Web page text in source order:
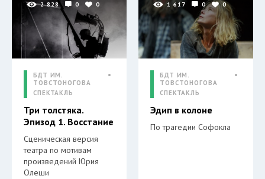
2 828 0 0
БДТ ИМ.
ТОВСТОНОГОВА
СПЕКТАКЛЬ
Три толстяка.
Эпизод 1. Восстание
Сценическая версия
театра по мотивам
произведений Юрия
Олеши
1 617 0 0
БДТ ИМ.
ТОВСТОНОГОВА
СПЕКТАКЛЬ
Эдип в колоне
По трагедии Софокла